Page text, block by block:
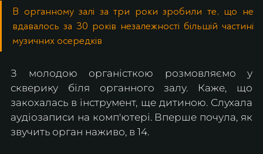
В органному залі за три роки зробили те, що не
вдавалось за 30 років незалежності більшій частині
музичних осередків
З молодою органісткою розмовляємо у
скверику біля органного залу. Каже, що
закохалась в інструмент, ще дитиною. Слухала
аудіозаписи на комп'ютері. Вперше почула, як
звучить орган наживо, в 14.